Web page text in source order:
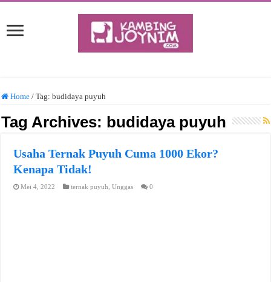
Home / Tag:budidaya puyuh
Tag Archives: budidaya puyuh
Usaha Ternak Puyuh Cuma 1000 Ekor?
Kenapa Tidak!
Mei 4, 2022 ternak puyuh ,Unggas 0